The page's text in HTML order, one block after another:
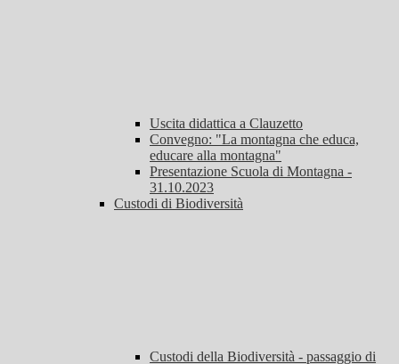
Uscita didattica a Clauzetto
Convegno: "La montagna che educa,
educare alla montagna"
Presentazione Scuola di Montagna -
31.10.2023
Custodi di Biodiversità
Custodi della Biodiversità - passaggio di